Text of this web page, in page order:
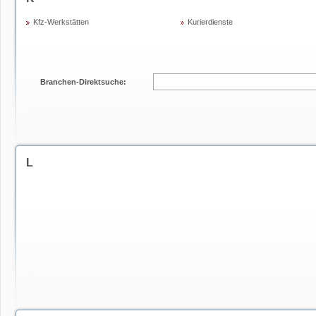
Kfz-Werkstätten Kurierdienste
Branchen-Direktsuche:
L